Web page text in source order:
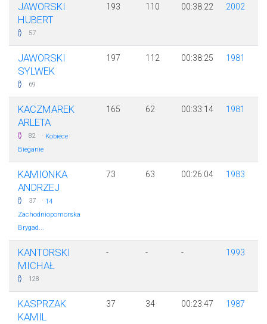
JAWORSKI
HUBERT
57
193 110 00:38:22 2002
JAWORSKI
SYLWEK
69
197 112 00:38:25 1981
KACZMAREK
ARLETA
82 · Kobiece
Bieganie
165 62 00:33:14 1981
KAMIONKA
ANDRZEJ
37 · 14
Zachodniopomorska
Brygad...
73 63 00:26:04 1983
KANTORSKI
MICHAŁ
128
- - - 1993
KASPRZAK
KAMIL
37 34 00:23:47 1987